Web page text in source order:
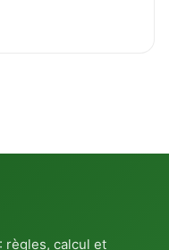
règles, calcul et